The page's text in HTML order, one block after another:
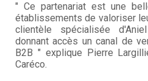
" Ce partenariat est une
établissements de valoriser
clientèle spécialisée
donnant accès un canal de
B2B " explique Pierre
Caréco.